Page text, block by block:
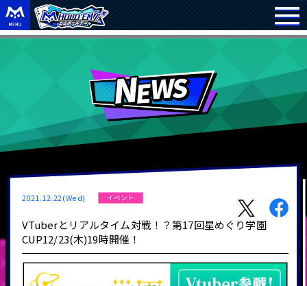
2021.12.22(Wed) イベント
VTuberとリアルタイム対戦！？第17回星めぐり学園
CUP12/23(木)19時開催！